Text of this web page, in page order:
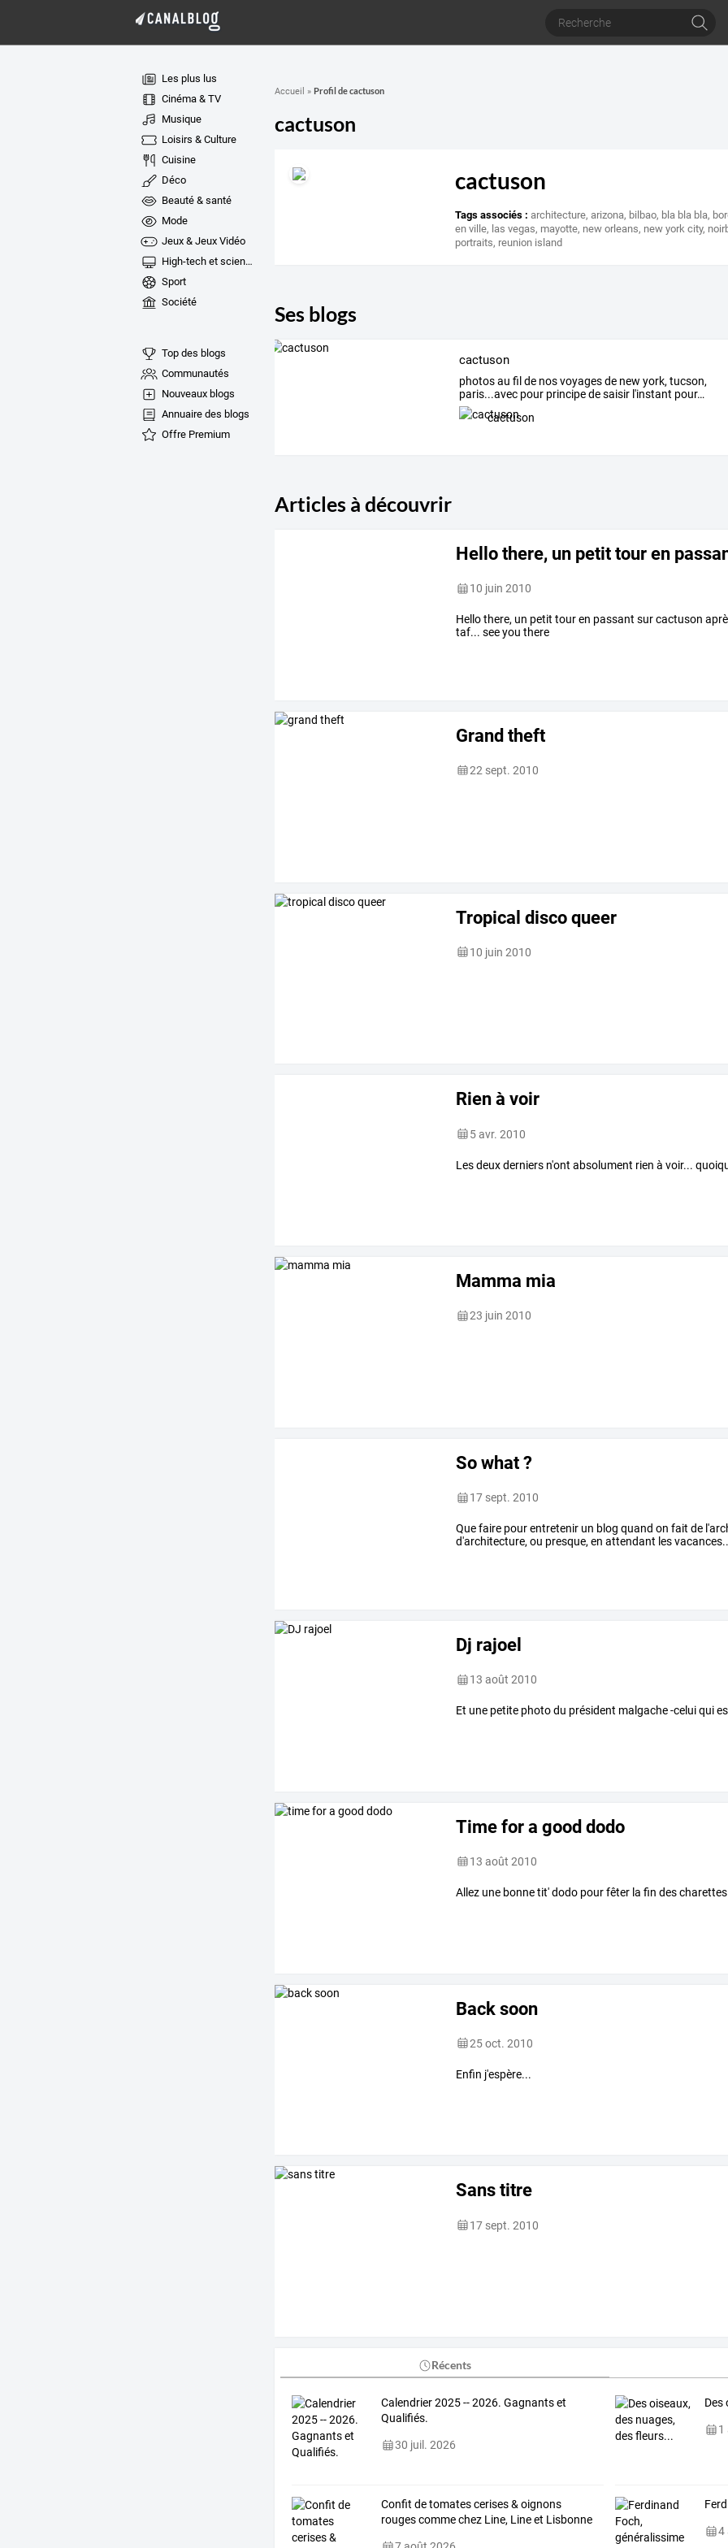
Les plus lus
Cinéma & TV
Musique
Loisirs & Culture
Cuisine
Déco
Beauté & santé
Mode
Jeux & Jeux Vidéo
High-tech et sciences
Sport
Société
Top des blogs
Communautés
Nouveaux blogs
Annuaire des blogs
Offre Premium
Accueil » Profil de cactuson
cactuson
cactuson
Tags associés : architecture,arizona, bilbao, bla bla bla,
en ville, las vegas, mayotte, new orleans, new york city,
portraits, reunion island
Ses blogs
cactuson
photosau fil denosvoyagesdenew york,tucson,
paris...avecpourprincipedesaisirl'instant pour…
cactuson
Articles à découvrir
Hello there, un petit tour en
10 juin 2010
Hello there, un petit tour en passant sur cactuson
taf... see you there
Grand theft
22 sept. 2010
Tropical disco queer
10 juin 2010
Rien à voir
5 avr. 2010
Les deux derniers n'ont absolument rien à voir...
Mamma mia
23 juin 2010
So what ?
17 sept. 2010
Que faire pour entretenir un blog quand on fait de
d'architecture, ou presque, en attendant les
Dj rajoel
13 août 2010
Et une petite photo du président malgache -celui qui
Time for a good dodo
13 août 2010
Allez une bonne tit' dodo pour fêter la fin des
Back soon
25 oct. 2010
Enfin j'espère...
Sans titre
17 sept. 2010
Récents
Calendrier 2025 -- 2026. Gagnants et
Qualifiés.
30 juil. 2026
Des
1
Confit de tomates cerises & oignons
rouges comme chez Line, Line et Lisbonne
4